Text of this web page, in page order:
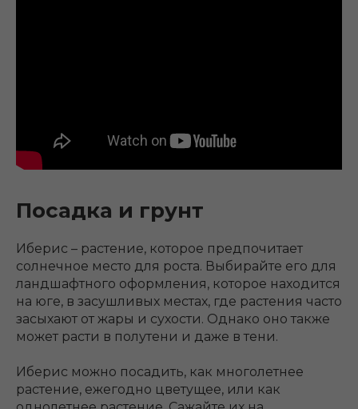
Посадка и грунт
Иберис – растение, которое предпочитает
солнечное место для роста. Выбирайте его для
ландшафтного оформления, которое находится
на юге, в засушливых местах, где растения часто
засыхают от жары и сухости. Однако оно также
может расти в полутени и даже в тени.
Иберис можно посадить, как многолетнее
растение, ежегодно цветущее, или как